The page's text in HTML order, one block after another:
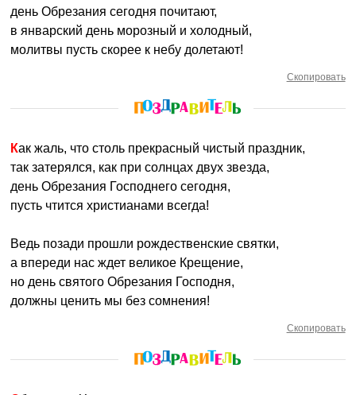
день Обрезания сегодня почитают,
в январский день морозный и холодный,
молитвы пусть скорее к небу долетают!
Скопировать
Как жаль, что столь прекрасный чистый праздник,
так затерялся, как при солнцах двух звезда,
день Обрезания Господнего сегодня,
пусть чтится христианами всегда!
Ведь позади прошли рождественские святки,
а впереди нас ждет великое Крещение,
но день святого Обрезания Господня,
должны ценить мы без сомнения!
Скопировать